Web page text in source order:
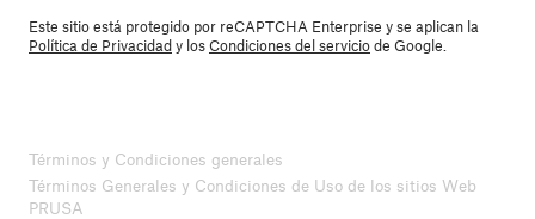
Este sitio está protegido por reCAPTCHA Enterprise y se aplican la
Política de Privacidady losCondiciones del serviciode Google.
Términos y Condiciones generales
Términos Generales y Condiciones de Uso de los sitios Web
PRUSA